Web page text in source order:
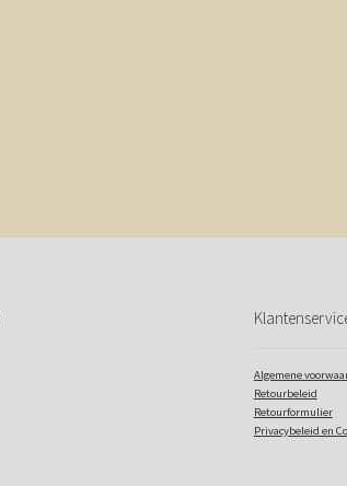
Algemene
Retourbeleid
Retourformulier
Privacybeleid en